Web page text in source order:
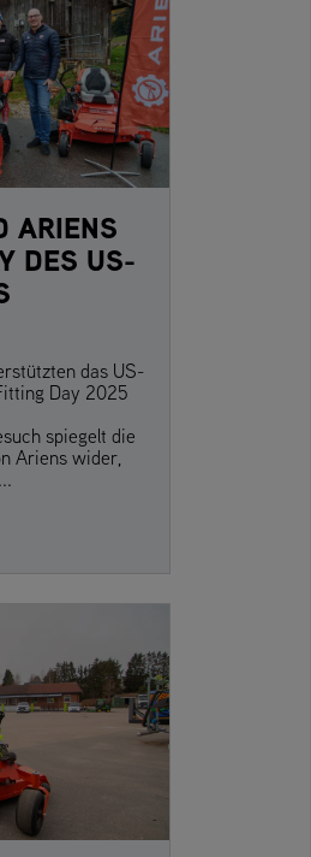
ARIENS
DES US-
das US-
Day 2025
spiegelt die
Ariens wider,